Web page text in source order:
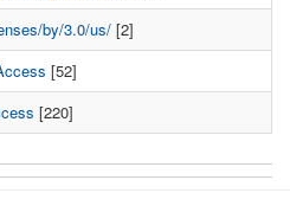
by/3.0/us/ [2]
[52]
[220]